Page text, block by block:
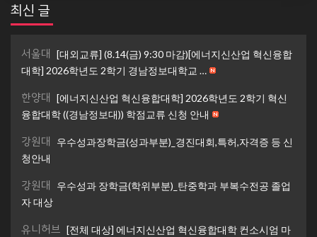
최신 글
서울대 [대외교류] (8.14(금) 9:30 마감)[에너지신산업 혁신융합
대학] 2026학년도 2학기 경남정보대학교 …
한양대 [에너지신산업 혁신융합대학] 2026학년도 2학기 혁신
융합대학 ((경남정보대)) 학점교류 신청 안내
강원대
우수성과장학금(성과부분)_경진대회,특허,자격증 등 신
청안내
강원대
우수성과 장학금(학위부분)_탄중학과 부복수전공 졸업
자 대상
유니허브 [전체 대상] 에너지신산업 혁신융합대학 컨소시엄 마